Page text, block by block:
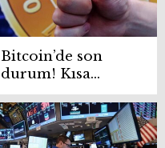
Bitcoin’de son
durum! Kısa
vadede yükselecek
mi, düşecek mi?